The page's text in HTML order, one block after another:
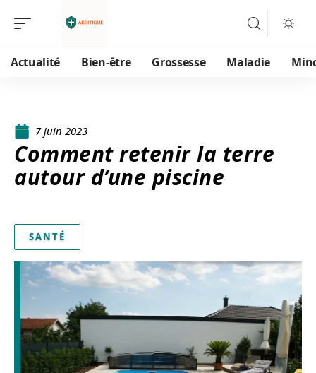
Actualité Bien-être Grossesse Maladie
7 juin 2023
Comment retenir la terre
autour d’une piscine
SANTÉ